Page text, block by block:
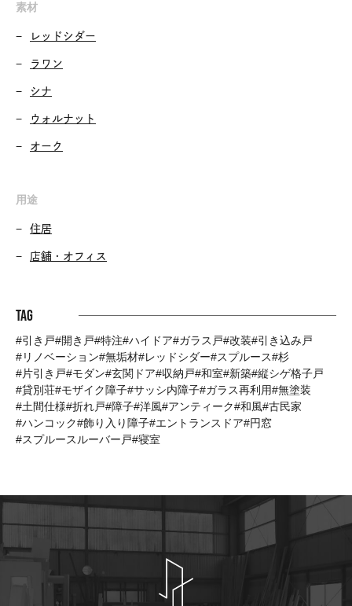
素材
レッドシダー
ラワン
シナ
ウォルナット
オーク
用途
住居
店舗・オフィス
Tag
引き戸 開き戸 特注 ハイドア ガラス戸 改装
引き込み戸
リノベーション 無垢材 レッドシダー スプルース
杉
片引き戸
モダン 玄関ドア 収納戸 和室 新築 縦シゲ格子戸
貸別荘 モザイク障子 サッシ内障子 ガラス再利用
無塗装
土間仕様 折れ戸 障子 洋風 アンティーク 和風 古民家
ハンコック
飾り入り障子 エントランスドア
円窓
スプルースルーバー戸 寝室